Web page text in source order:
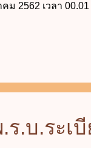
ม 2562 เวลา
น. 3) ห้ามรถทุกชนิ
ม 2562 เวลา
.บ.ระเ